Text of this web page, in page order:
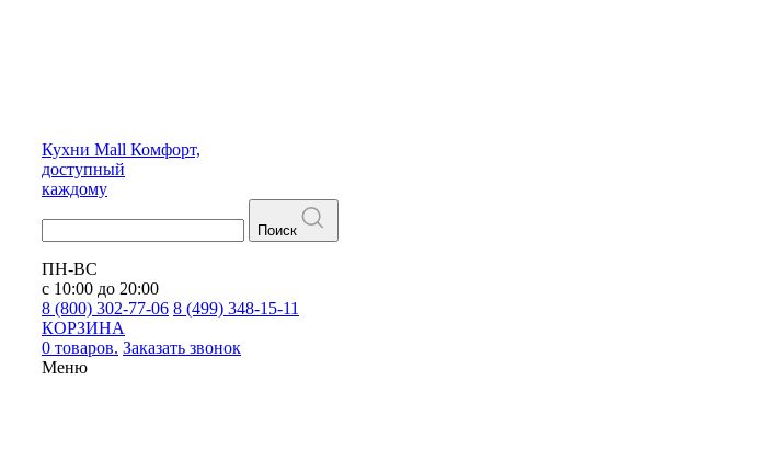
Кухни Mall Комфорт,
доступный
каждому
Поиск
ПН-ВС
с 10:00 до 20:00
8 (800) 302-77-06 8 (499) 348-15-11
КОРЗИНА
0 товаров. Заказать звонок
Меню